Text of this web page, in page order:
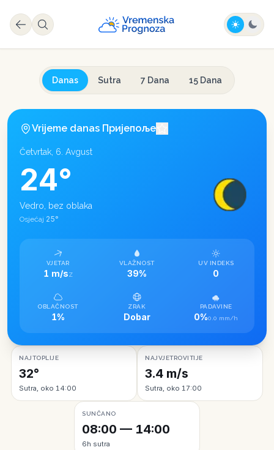
Danas Sutra 7 Dana 15 Dana
Vrijeme danas Пријепоље
Četvrtak, 6. Avgust
24°
Vedro, bez oblaka
Osjećaj 25°
VJETAR
1 m/sZ
VLAŽNOST
39%
UV INDEKS
0
OBLAČNOST
1%
ZRAK
Dobar
PADAVINE
0%0.0 mm/h
NAJTOPLIJE
32°
Sutra, oko 14:00
NAJVJETROVITIJE
3.4 m/s
Sutra, oko 17:00
SUNČANO
08:00 — 14:00
6h sutra